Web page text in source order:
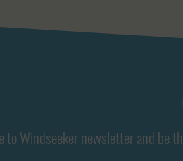
to Windseeker newsletter and be